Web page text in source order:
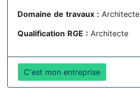
Domaine de travaux : Architecte
Qualification RGE : Architecte
C'est mon entreprise